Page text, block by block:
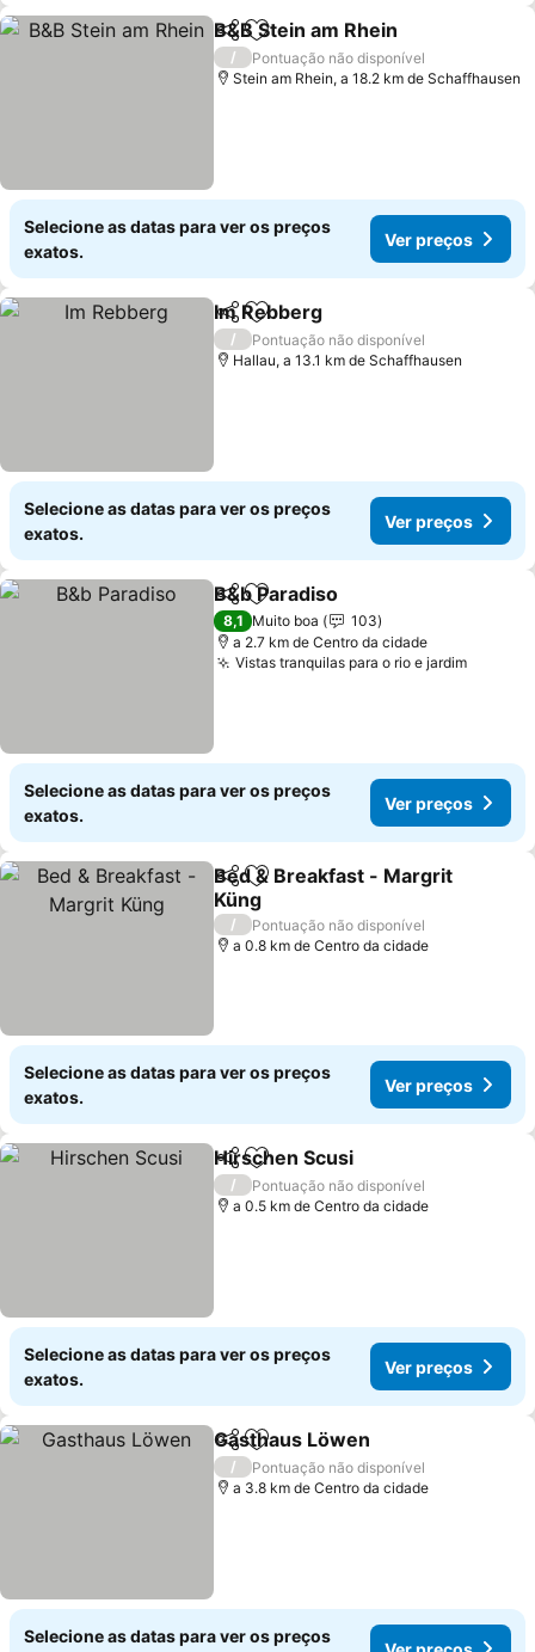
PartilharAdicionar aos favoritos
B&B Stein am Rhein
/
Pontuação não disponível
Stein am Rhein, a 18.2 km de Schaffhausen
Selecione as datas para ver os preços
exatos.
Ver preços
PartilharAdicionar aos favoritos
Im Rebberg
/
Pontuação não disponível
Hallau, a 13.1 km de Schaffhausen
Selecione as datas para ver os preços
exatos.
Ver preços
PartilharAdicionar aos favoritos
B&b Paradiso
8,1 Muito boa
103
a 2.7 km de Centro da cidade
Vistas tranquilas para o rio e jardim
Selecione as datas para ver os preços
exatos.
Ver preços
PartilharAdicionar aos favoritos
Bed & Breakfast - Margrit
Küng
/
Pontuação não disponível
a 0.8 km de Centro da cidade
Selecione as datas para ver os preços
exatos.
Ver preços
PartilharAdicionar aos favoritos
Hirschen Scusi
/
Pontuação não disponível
a 0.5 km de Centro da cidade
Selecione as datas para ver os preços
exatos.
Ver preços
PartilharAdicionar aos favoritos
Gasthaus Löwen
/
Pontuação não disponível
a 3.8 km de Centro da cidade
Selecione as datas para ver os preços